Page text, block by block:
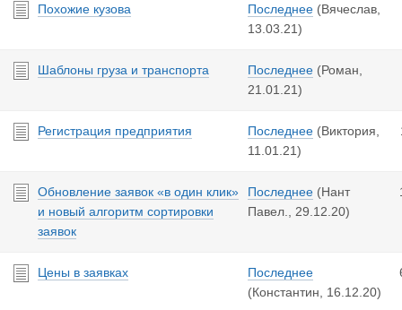
Похожие кузова Последнее (Вячеслав,
13.03.21)
Шаблоны груза и транспорта Последнее (Роман,
21.01.21)
Регистрация предприятия Последнее (Виктория,
11.01.21)
Обновление заявок «в один клик»
и новый алгоритм сортировки
заявок
Последнее (Нант
Павел., 29.12.20)
Цены в заявках
Последнее
(Константин, 16.12.20)